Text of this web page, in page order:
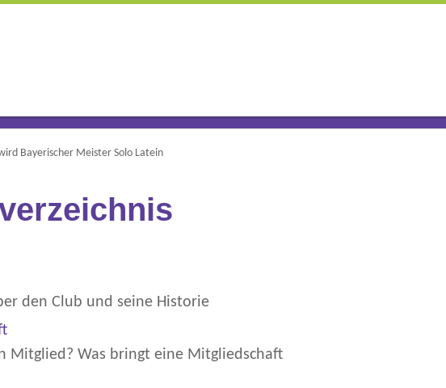
Bayerischer Meister Solo Latein
den Club und seine Historie
Mitglied? Was bringt eine Mitgliedschaft